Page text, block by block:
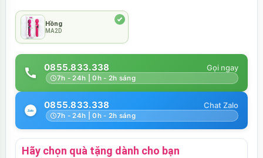
Hồng
MA2D
0855.833.338
7h - 24h | 0h - 2h sáng
0855.833.338
7h - 24h | 0h - 2h sáng
Hãy chọn quà tặng dành cho bạn